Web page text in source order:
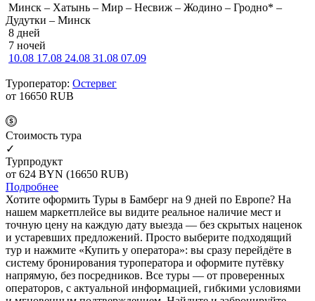
Минск – Хатынь – Мир – Несвиж – Жодино – Гродно* –
Дудутки – Минск
8 дней
7 ночей
10.08 17.08 24.08 31.08 07.09
Туроператор: Остервег
от 16650 RUB
Cтоимость тура
✓
Турпродукт
от 624 BYN (16650 RUB)
Подробнее
Хотите оформить Туры в Бамберг на 9 дней по Европе? На
нашем маркетплейсе вы видите реальное наличие мест и
точную цену на каждую дату выезда — без скрытых наценок
и устаревших предложений. Просто выберите подходящий
тур и нажмите «Купить у оператора»: вы сразу перейдёте в
систему бронирования туроператора и оформите путёвку
напрямую, без посредников. Все туры — от проверенных
операторов, с актуальной информацией, гибкими условиями